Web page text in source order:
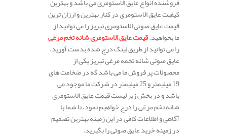
کیفیت عایق الاستومری در کنار بهترین و ارزان ترین
قیمت عایق صوتی الاستومری تبریز را می توانید از
ما بخواهید.قیمت عایق الاستومری شانه تخم مرغی
را می توانید از طریق لینک درج شده بدست آورید.
عایق صوتی شانه تخمه مرغی تبریز یکی از
محصولات پر فروش ما می باشد که در ضخامت های
19 میلیمتر و 25 میلیمتر در شرکت ما موجود می
باشد و در بخش زیر لیست قیمت عایق الاستومری
شانه تخم مرغی را درج خواهیم نمود، تا شما با
آگاهی و اطلاعات کافی در این زمینه بهترین تصمیم
در زمینه خرید عایق صوتی را بگیرید.